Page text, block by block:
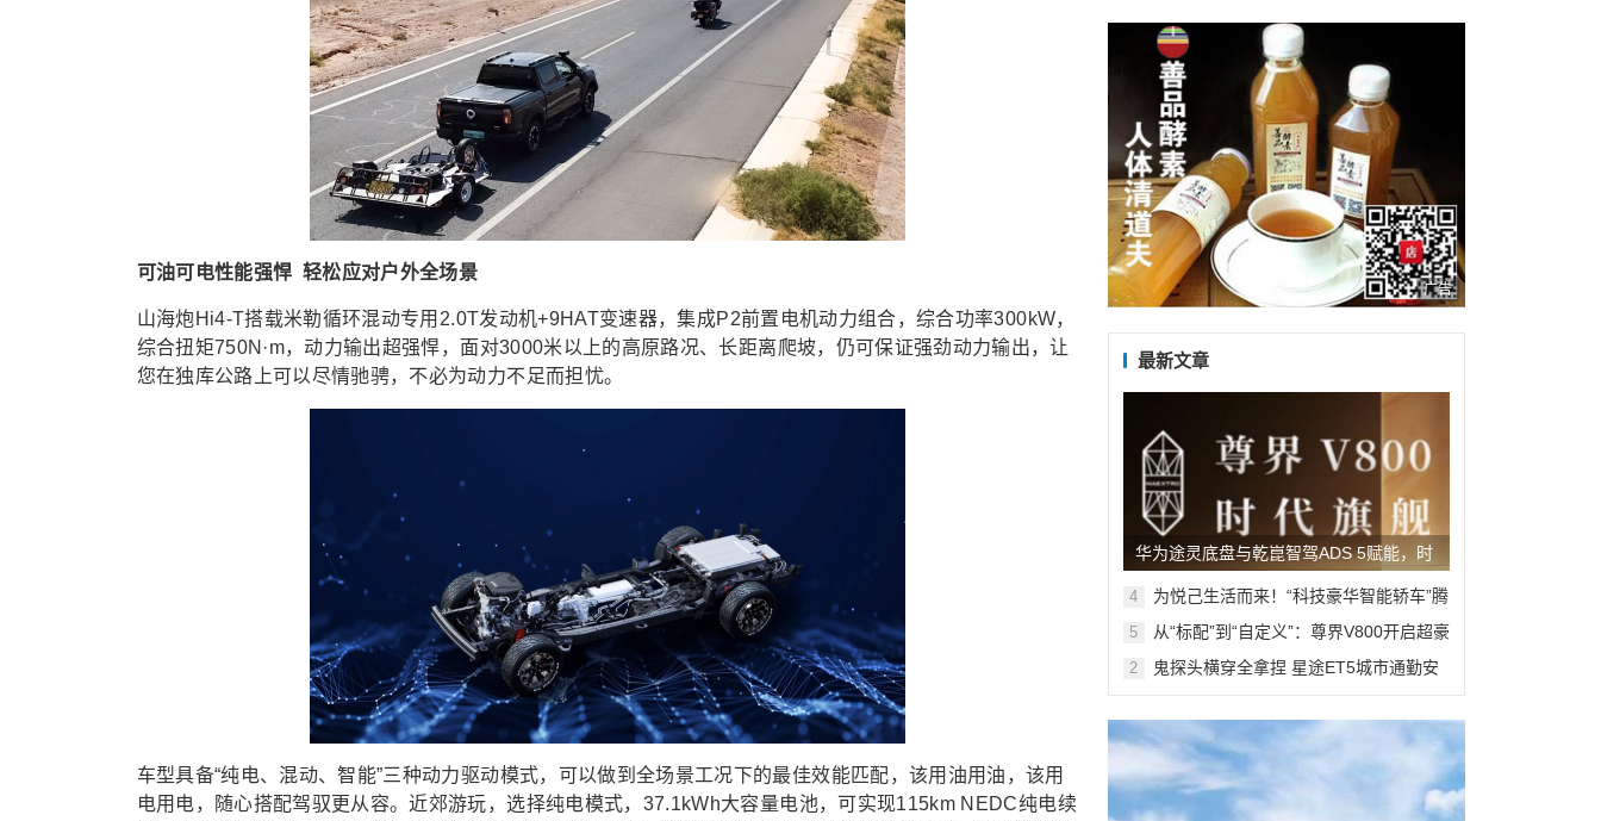
可油可电性能强悍 轻松应对户外全场景
山海炮Hi4-T搭载米勒循环混动专用2.0T发动机+9HAT变速器，集成P2前置电机动力组合，综合功率300kW，
综合扭矩750N·m，动力输出超强悍，面对3000米以上的高原路况、长距离爬坡，仍可保证强劲动力输出，让
您在独库公路上可以尽情驰骋，不必为动力不足而担忧。
车型具备“纯电、混动、智能”三种动力驱动模式，可以做到全场景工况下的最佳效能匹配，该用油用油，该用
电用电，随心搭配驾驭更从容。近郊游玩，选择纯电模式，37.1kWh大容量电池，可实现115km NEDC纯电续
广告
最新文章
华为途灵底盘与乾崑智驾ADS 5赋能，时
代旗舰MPV尊界V800、680上市
4
为悦己生活而来！“科技豪华智能轿车”腾
5
从“标配”到“自定义”：尊界V800开启超豪
2
鬼探头横穿全拿捏 星途ET5城市通勤安